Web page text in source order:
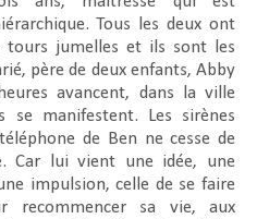
Tous les deux ont
tours jumelles et ils sont les
père de deux enfants, Abby
avancent, dans la ville
se manifestent. Les sirènes
de Ben ne cesse de
Car lui vient une idée, une
impulsion, celle de se faire
recommencer sa vie, aux